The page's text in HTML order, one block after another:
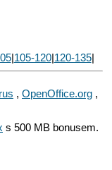
| 105-120| 120-135|
, OpenOffice.org ,
s 500 MB bonusem.